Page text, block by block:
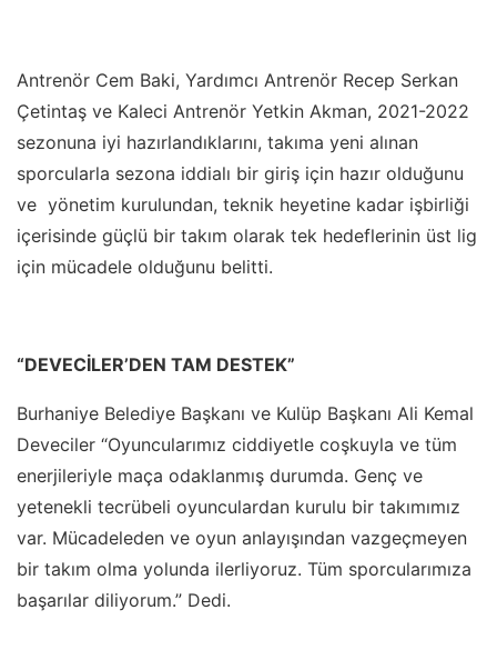
Antrenör Cem Baki, Yardımcı Antrenör Recep Serkan
Çetintaş ve Kaleci Antrenör Yetkin Akman, 2021-2022
sezonuna iyi hazırlandıklarını, takıma yeni alınan
sporcularla sezona iddialı bir giriş için hazır olduğunu
ve yönetim kurulundan, teknik heyetine kadar işbirliği
içerisinde güçlü bir takım olarak tek hedeflerinin üst lig
için mücadele olduğunu belitti.
“DEVECİLER’DEN TAM DESTEK”
Burhaniye Belediye Başkanı ve Kulüp Başkanı Ali Kemal
Deveciler “Oyuncularımız ciddiyetle coşkuyla ve tüm
enerjileriyle maça odaklanmış durumda. Genç ve
yetenekli tecrübeli oyunculardan kurulu bir takımımız
var. Mücadeleden ve oyun anlayışından vazgeçmeyen
bir takım olma yolunda ilerliyoruz. Tüm sporcularımıza
başarılar diliyorum.” Dedi.